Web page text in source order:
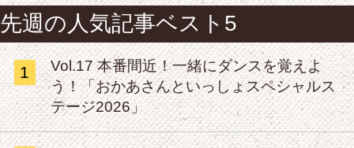
先週の人気記事ベスト5
1
Vol.17 本番間近！一緒にダンスを覚えよ
う！「おかあさんといっしょスペシャルス
テージ2026」